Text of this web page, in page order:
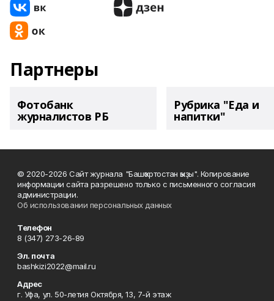
Партнеры
Фотобанк
журналистов РБ
Рубрика "Еда и
напитки"
© 2020-2026 Сайт журнала "Башҡортостан ҡыҙы". Копирование
информации сайта разрешено только с письменного согласия
администрации.
Об использовании персональных данных
Телефон
8 (347) 273-26-89
Эл. почта
bashkizi2022@mail.ru
Адрес
г. Уфа, ул. 50-летия Октября, 13, 7-й этаж